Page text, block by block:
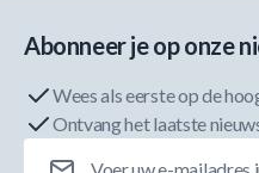
Abonneer je op onze
Wees als eerste op de
Ontvang het laatste